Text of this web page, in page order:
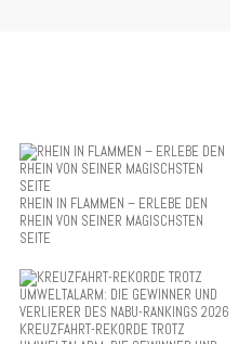
RHEIN IN FLAMMEN – ERLEBE DEN
RHEIN VON SEINER MAGISCHSTEN
SEITE
KREUZFAHRT-REKORDE TROTZ